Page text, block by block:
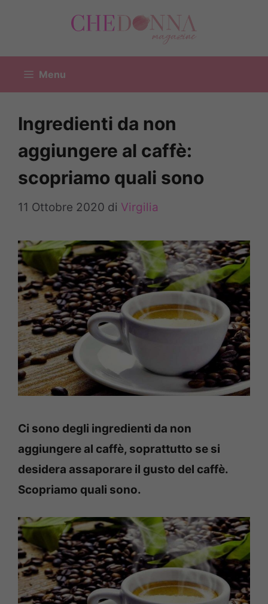
Menu
Ingredienti da non
aggiungere al caffè:
scopriamo quali sono
11 Ottobre 2020 di Virgilia
Ci sono degli ingredienti da non
aggiungere al caffè, soprattutto se si
desidera assaporare il gusto del caffè.
Scopriamo quali sono.